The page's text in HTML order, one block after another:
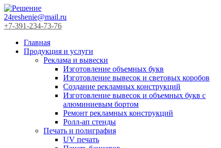
24reshenie@mail.ru
+7-391-234-73-76
Главная
Продукция и услуги
Реклама и вывески
Изготовление объемных букв
Изготовление вывесок и световых коробов
Создание рекламных конструкций
Изготовление вывесок и объемных букв с
алюминиевым бортом
Ремонт рекламных конструкций
Ролл-ап стенды
Печать и полиграфия
UV печать